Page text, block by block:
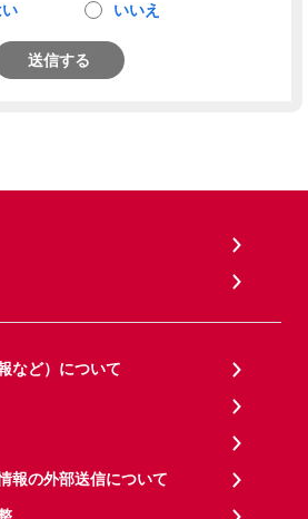
いいえ
送信する
など）について
報の外部送信について